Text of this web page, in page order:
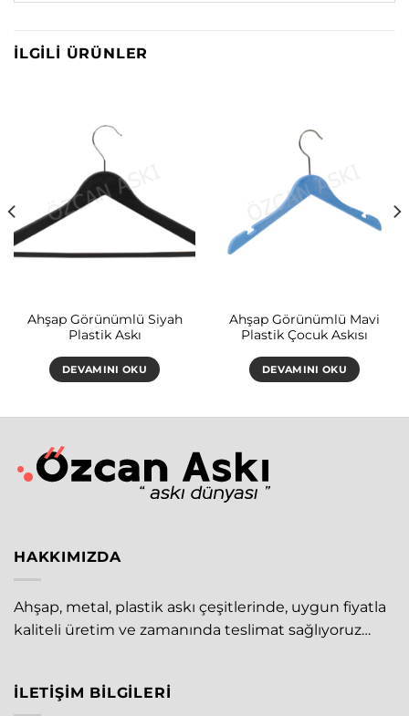
İLGILI ÜRÜNLER
Ahşap Görünümlü Siyah
Plastik Askı
DEVAMINI OKU
Ahşap Görünümlü Mavi
Plastik Çocuk Askısı
DEVAMINI OKU
HAKKIMIZDA
Ahşap, metal, plastik askı çeşitlerinde, uygun fiyatla
kaliteli üretim ve zamanında teslimat sağlıyoruz…
İLETIŞIM BILGILERI